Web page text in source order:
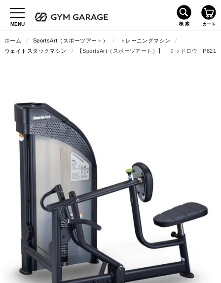
ホーム / SportsArt（スポーツアート） / トレーニングマシン
/
ウェイトスタックマシン
/ 【SportsArt（スポーツアート）】 ミッドロウ P821